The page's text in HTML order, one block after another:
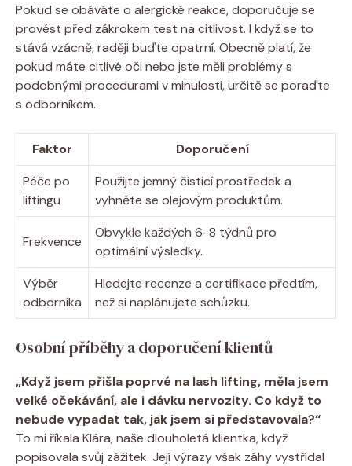
Pokud se obáváte o alergické reakce, doporučuje se
provést před zákrokem test na citlivost. I když se to
stává vzácně, raději buďte opatrní. Obecně platí, že
pokud máte citlivé oči nebo jste měli problémy s
podobnými procedurami v minulosti, určitě se poraďte
s odborníkem.
Faktor
Doporučení
Péče po
liftingu
Použijte jemný čisticí prostředek a
vyhněte se olejovým produktům.
Frekvence
Obvykle každých 6-8 týdnů pro
optimální výsledky.
Výběr
odborníka
Hledejte recenze a certifikace předtím,
než si naplánujete schůzku.
Osobní příběhy a doporučení klientů
„Když jsem přišla poprvé na lash lifting, měla jsem
velké očekávání, ale i dávku nervozity. Co když to
nebude vypadat tak, jak jsem si představovala?“
To mi říkala Klára, naše dlouholetá klientka, když
popisovala svůj zážitek. Její výrazy však záhy vystřídal